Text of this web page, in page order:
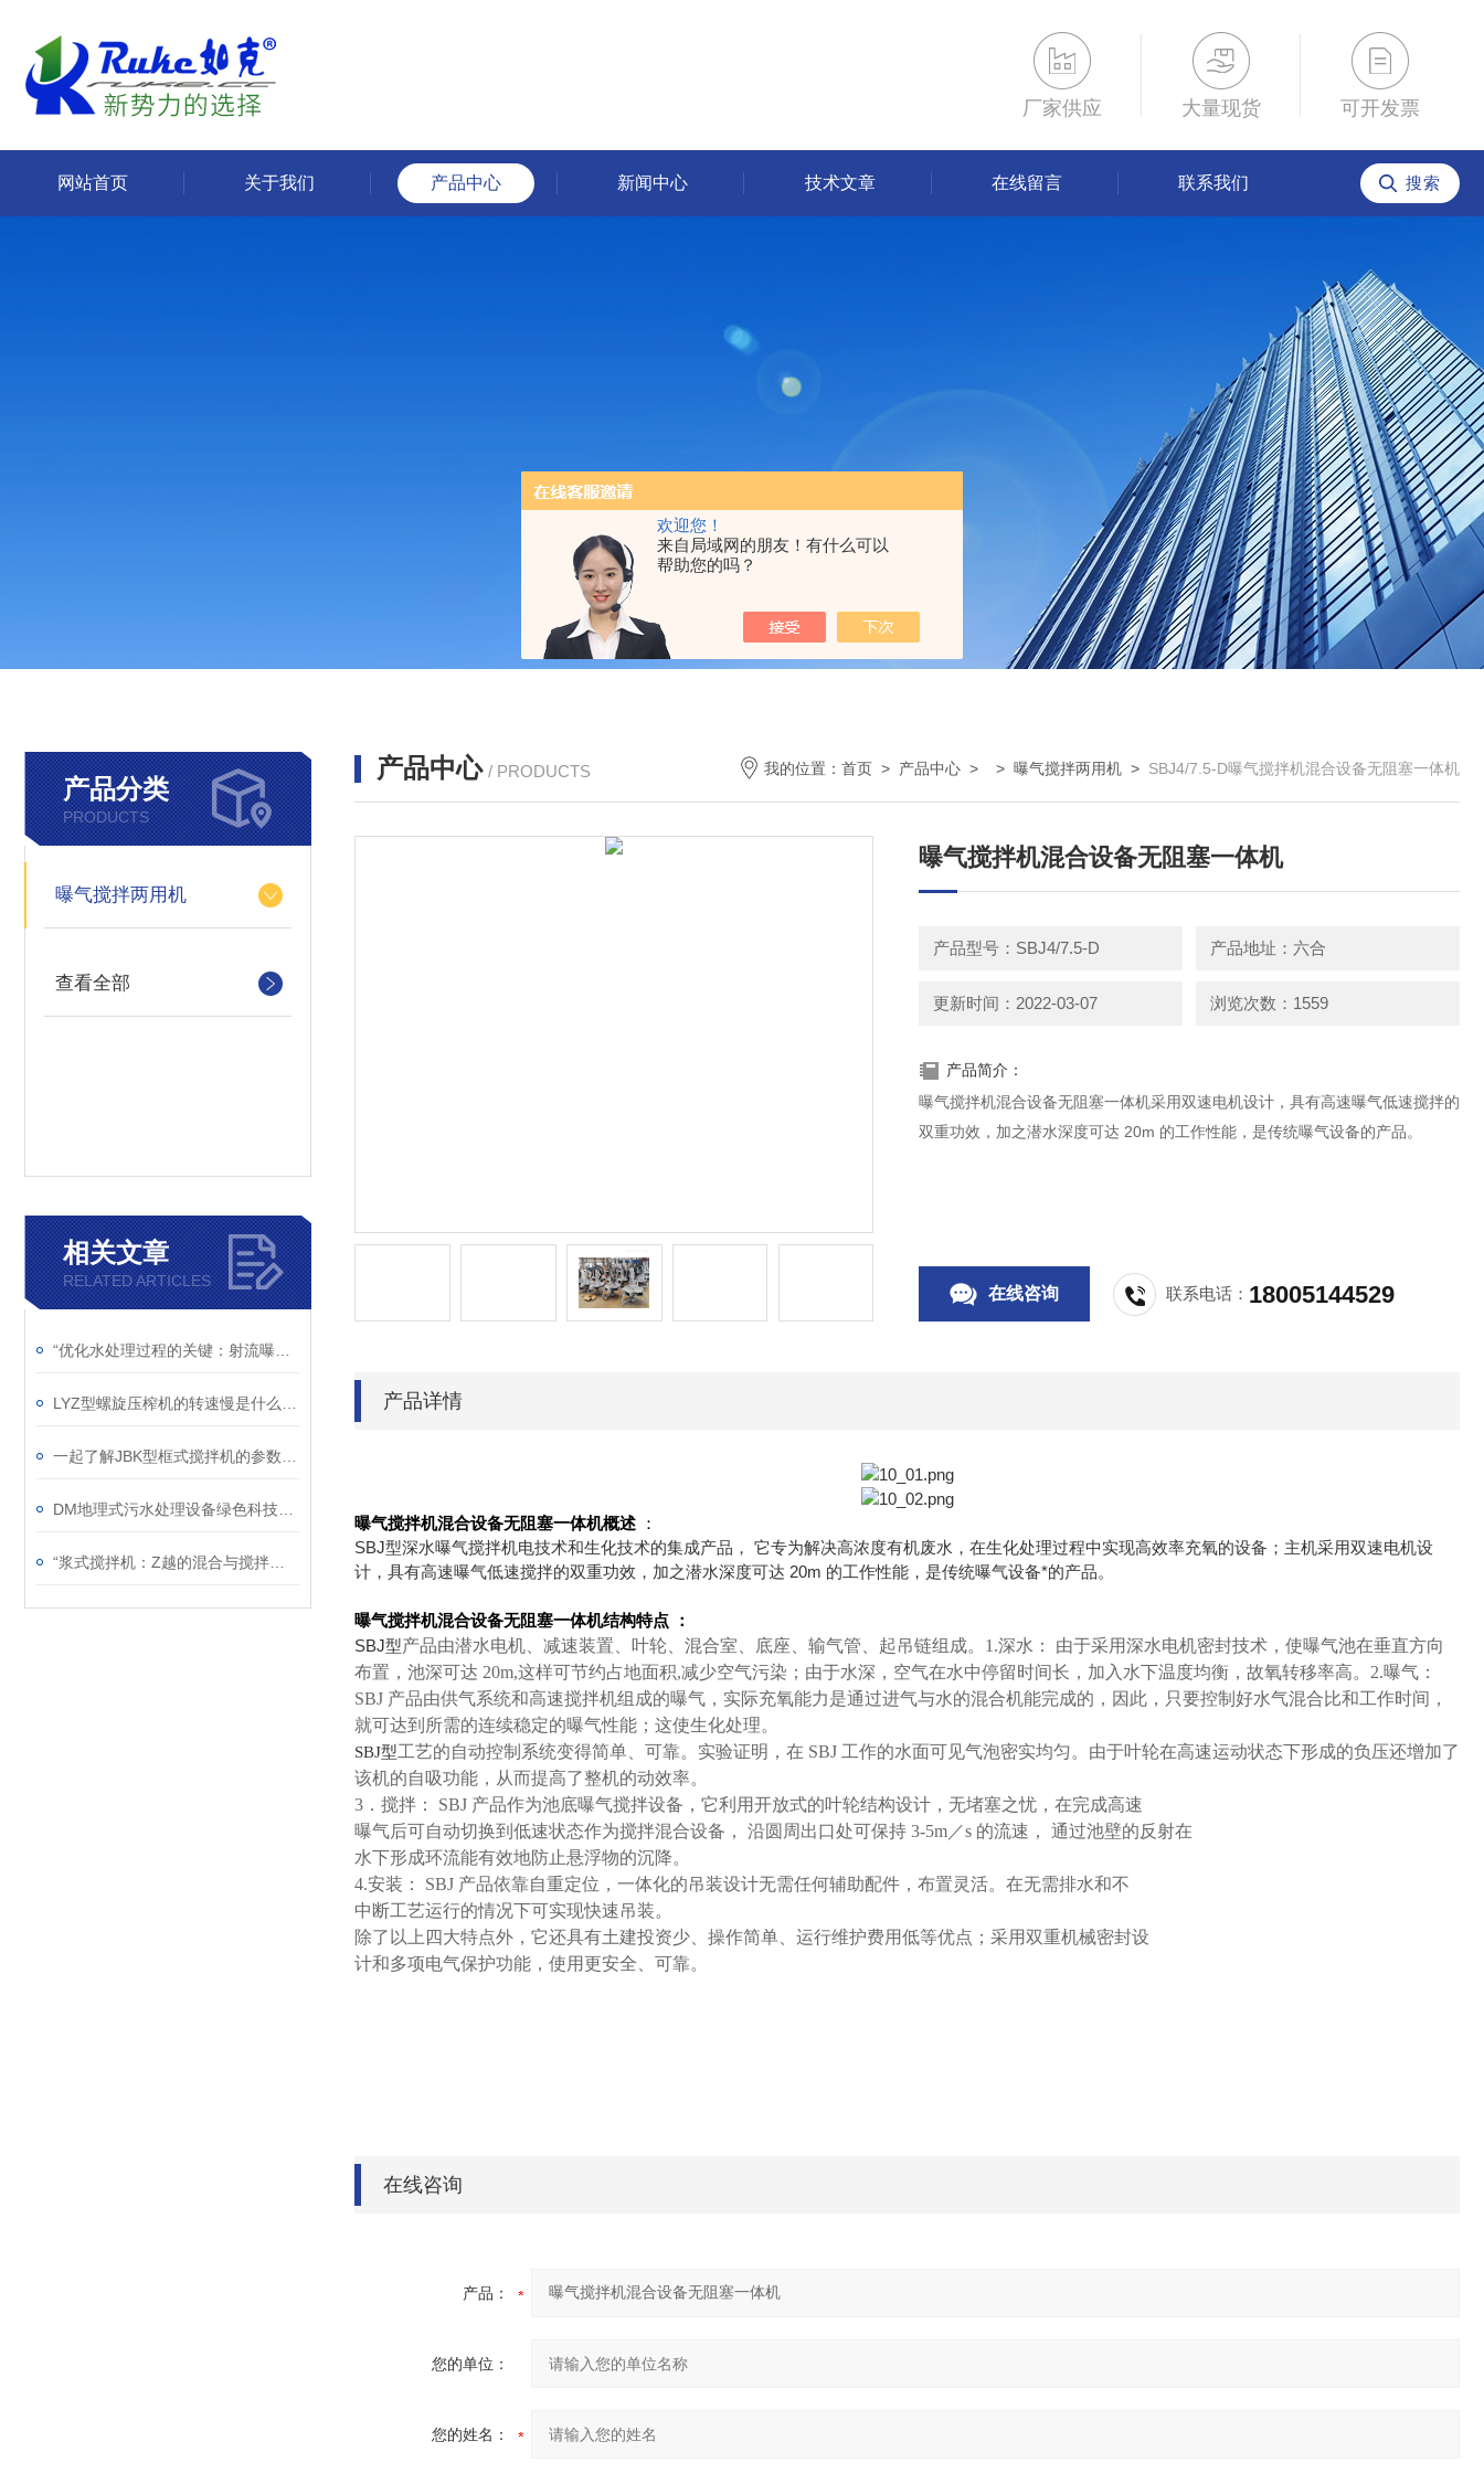
欢迎您！
来自局域网的朋友！有什么可以
帮助您的吗？
厂家供应 大量现货 可开发票
网站首页 关于我们 产品中心 新闻中心 技术文章 在线留言 联系我们
产品分类
PRODUCTS
曝气搅拌两用机
查看全部
相关文章
RELATED ARTICLES
产品中心 / PRODUCTS 我的位置： 首页 > 产品中心 > > 曝气搅拌两用机 > SBJ4/7.5-D曝气搅拌机混合设备无阻塞一体机
曝气搅拌机混合设备无阻塞一体机
产品型号：SBJ4/7.5-D 产品地址：六合
更新时间：2022-03-07 浏览次数：1559
产品简介：
曝气搅拌机混合设备无阻塞一体机采用双速电机设计，具有高速曝气低速搅拌的
双重功效，加之潜水深度可达 20m 的工作性能，是传统曝气设备的产品。
在线咨询 联系电话： 18005144529
产品详情
曝气搅拌机混合设备无阻塞一体机概述 ：
SBJ型深水曝气搅拌机电技术和生化技术的集成产品， 它专为解决高浓度有机废水，在生化处理过程中实现高效率充氧的设备；主机采用双速电机设
计，具有高速曝气低速搅拌的双重功效，加之潜水深度可达 20m 的工作性能，是传统曝气设备*的产品。
曝气搅拌机混合设备无阻塞一体机结构特点 ：
SBJ型产品由潜水电机、减速装置、叶轮、混合室、底座、输气管、起吊链组成。1.深水： 由于采用深水电机密封技术，使曝气池在垂直方向
布置，池深可达 20m,这样可节约占地面积,减少空气污染；由于水深，空气在水中停留时间长，加入水下温度均衡，故氧转移率高。 2.曝气：
SBJ 产品由供气系统和高速搅拌机组成的曝气，实际充氧能力是通过进气与水的混合机能完成的，因此，只要控制好水气混合比和工作时间，
就可达到所需的连续稳定的曝气性能；这使生化处理。
SBJ型工艺的自动控制系统变得简单、可靠。实验证明，在 SBJ 工作的水面可见气泡密实均匀。由于叶轮在高速运动状态下形成的负压还增加了
该机的自吸功能，从而提高了整机的动效率。
3．搅拌： SBJ 产品作为池底曝气搅拌设备，它利用开放式的叶轮结构设计，无堵塞之忧，在完成高速
曝气后可自动切换到低速状态作为搅拌混合设备， 沿圆周出口处可保持 3-5m／s 的流速， 通过池壁的反射在
水下形成环流能有效地防止悬浮物的沉降。
4.安装： SBJ 产品依靠自重定位，一体化的吊装设计无需任何辅助配件，布置灵活。在无需排水和不
中断工艺运行的情况下可实现快速吊装。
除了以上四大特点外，它还具有土建投资少、操作简单、运行维护费用低等优点；采用双重机械密封设
计和多项电气保护功能，使用更安全、可靠。
在线咨询
产品：
您的单位：
您的姓名：